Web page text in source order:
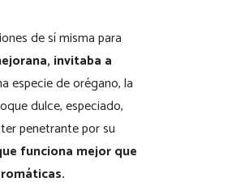
de sí misma para
invitaba a
especie de orégano, la
dulce, especiado,
penetrante por su
funciona mejor que